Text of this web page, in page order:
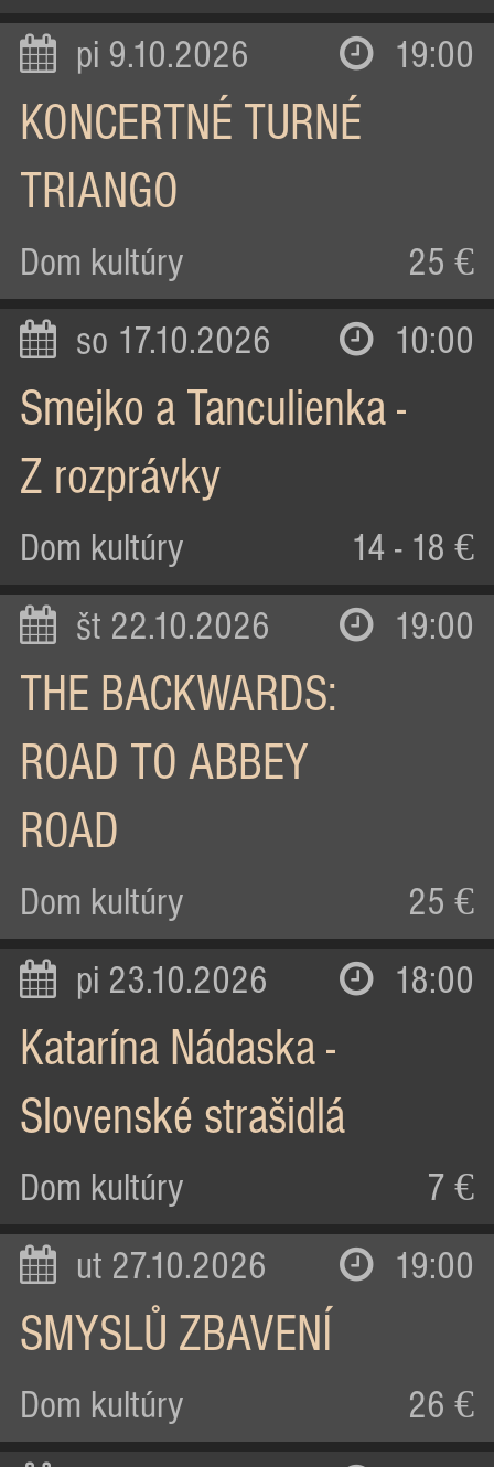
pi 9.10.2026 19:00
KONCERTNÉ TURNÉ
TRIANGO
Dom kultúry 25 €
so 17.10.2026 10:00
Smejko a Tanculienka -
Z rozprávky
Dom kultúry 14 - 18 €
št 22.10.2026 19:00
THE BACKWARDS:
ROAD TO ABBEY
ROAD
Dom kultúry 25 €
pi 23.10.2026 18:00
Katarína Nádaska -
Slovenské strašidlá
Dom kultúry 7 €
ut 27.10.2026 19:00
SMYSLŮ ZBAVENÍ
Dom kultúry 26 €